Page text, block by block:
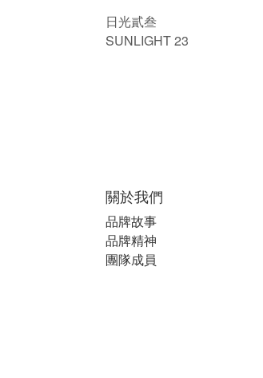
日光貳叁
SUNLIGHT 23
關於我們
品牌故事
品牌精神
團隊成員